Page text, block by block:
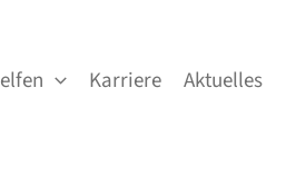
Karriere Aktuelles